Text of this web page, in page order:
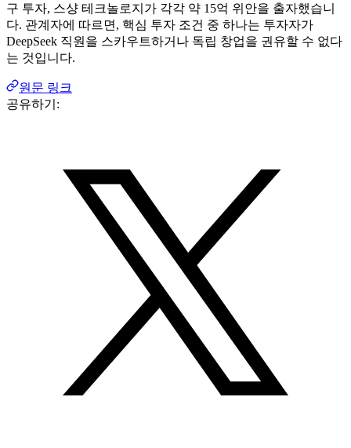
구 투자, 스샹 테크놀로지가 각각 약 15억 위안을 출자했습니
다. 관계자에 따르면, 핵심 투자 조건 중 하나는 투자자가
DeepSeek 직원을 스카우트하거나 독립 창업을 권유할 수 없다
는 것입니다.
원문 링크
공유하기: